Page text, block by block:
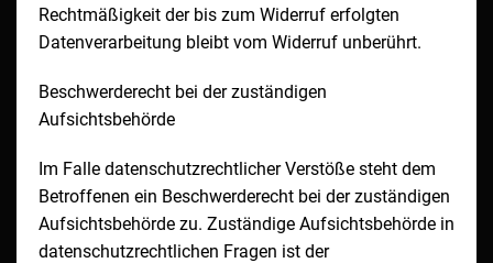
Rechtmäßigkeit der bis zum Widerruf erfolgten
Datenverarbeitung bleibt vom Widerruf unberührt.
Beschwerderecht bei der zuständigen
Aufsichtsbehörde
Im Falle datenschutzrechtlicher Verstöße steht dem
Betroffenen ein Beschwerderecht bei der zuständigen
Aufsichtsbehörde zu. Zuständige Aufsichtsbehörde in
datenschutzrechtlichen Fragen ist der